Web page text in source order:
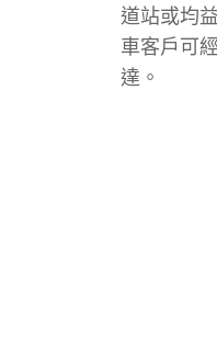
道站或均
車客戶可
達。